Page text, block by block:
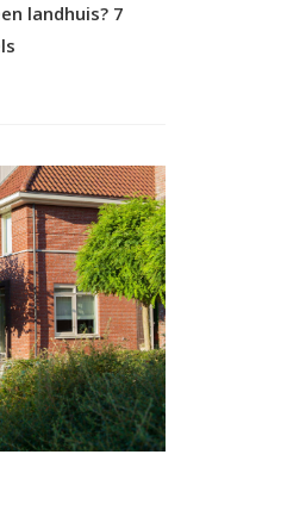
landhuis? 7